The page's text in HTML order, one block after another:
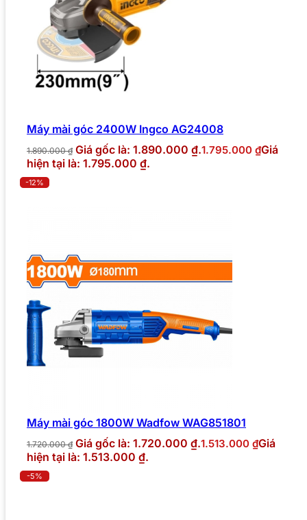
Máy mài góc 2400W Ingco AG24008
1.890.000₫ Giá gốc là: 1.890.000 ₫.1.795.000 ₫Giá
hiện tại là: 1.795.000 ₫.
-12%
Máy mài góc 1800W Wadfow WAG851801
1.720.000₫ Giá gốc là: 1.720.000 ₫.1.513.000 ₫Giá
hiện tại là: 1.513.000 ₫.
-5%